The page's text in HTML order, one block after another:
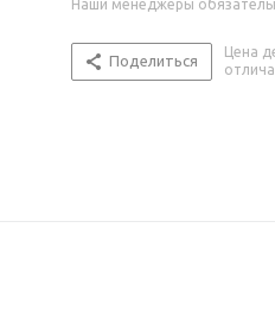
Наши менеджеры
Поделиться
Цена